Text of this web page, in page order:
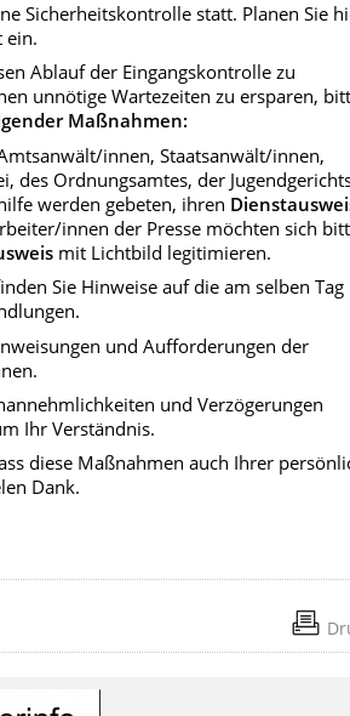
Sicherheitskontrolle statt. Planen Sie
ein.
Ablauf der Eingangskontrolle zu
unnötige Wartezeiten zu ersparen,
Maßnahmen:
innen, Staatsanwält/innen,
des Ordnungsamtes, der
werden gebeten, ihren
innen der Presse möchten sich
mit Lichtbild legitimieren.
Sie Hinweise auf die am selben Tag
und Aufforderungen der
und Verzögerungen
Ihr Verständnis.
diese Maßnahmen auch Ihrer
Dank.